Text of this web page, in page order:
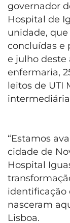
governador
Hospital de
unidade, que
concluídas e
e julho deste
enfermaria,
leitos de UTI
“Estamos
cidade de
Hospital
identificação
nasceram
Lisboa.